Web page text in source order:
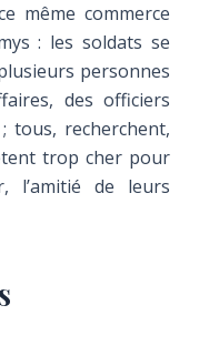
même commerce
: les soldats se
personnes
des officiers
tous, recherchent,
trop cher pour
l’amitié de leurs